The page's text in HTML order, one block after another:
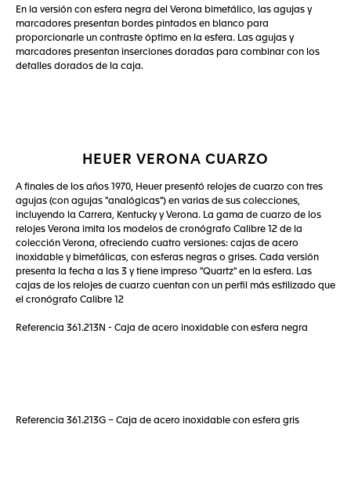
En la versión con esfera negra del Verona bimetálico, las agujas y
marcadores presentan bordes pintados en blanco para
proporcionarle un contraste óptimo en la esfera. Las agujas y
marcadores presentan inserciones doradas para combinar con los
detalles dorados de la caja.
HEUER VERONA CUARZO
A finales de los años 1970, Heuer presentó relojes de cuarzo con tres
agujas (con agujas "analógicas") en varias de sus colecciones,
incluyendo la Carrera, Kentucky y Verona. La gama de cuarzo de los
relojes Verona imita los modelos de cronógrafo Calibre 12 de la
colección Verona, ofreciendo cuatro versiones: cajas de acero
inoxidable y bimetálicas, con esferas negras o grises. Cada versión
presenta la fecha a las 3 y tiene impreso "Quartz" en la esfera. Las
cajas de los relojes de cuarzo cuentan con un perfil más estilizado que
el cronógrafo Calibre 12
Referencia 361.213N - Caja de acero inoxidable con esfera negra
Referencia 361.213G – Caja de acero inoxidable con esfera gris